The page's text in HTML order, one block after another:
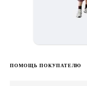
ПОМОЩЬ ПОКУПАТЕЛЮ